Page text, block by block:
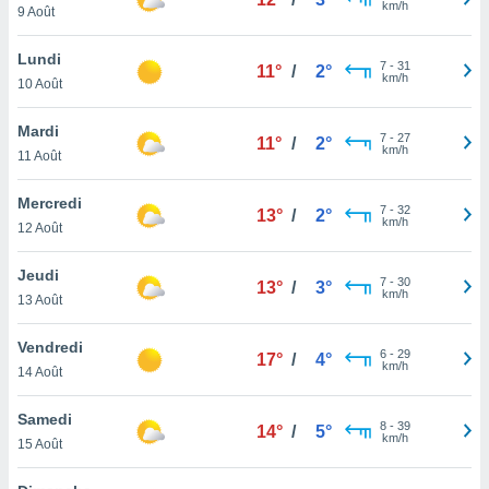
au
vous
de
ou
de
le
ainsi
un
la
du
9 Août
km/h
Lundi
10 Août
11° / 2° 7- 31
km/h
Mardi
11 Août
11° / 2° 7- 27
km/h
Mercredi
12 Août
13° / 2° 7- 32
km/h
Jeudi
13 Août
13° / 3° 7- 30
km/h
Vendredi
14 Août
17° / 4° 6- 29
km/h
Samedi
15 Août
14° / 5° 8- 39
km/h